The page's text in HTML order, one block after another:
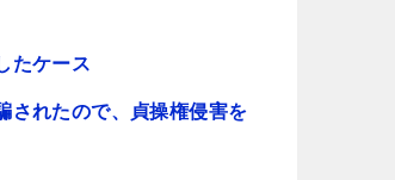
たケース
されたので、貞操権侵害を